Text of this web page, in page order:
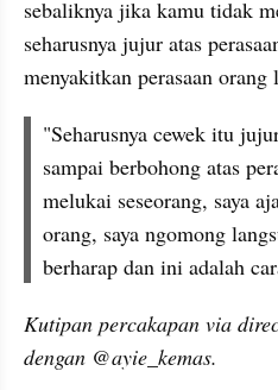
sebaliknya jika kamu tidak
seharusnya jujur atas
menyakitkan perasaan orang
"Seharusnya cewek itu
sampai berbohong atas
melukai seseorang, saya
orang, saya ngomong
berharap dan ini adalah
Kutipan percakapan via
dengan @ayie_kemas.